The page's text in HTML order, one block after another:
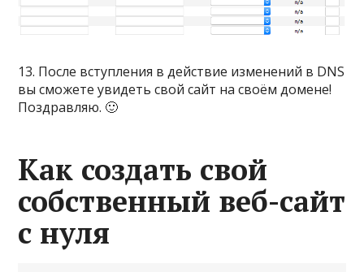
13. После вступления в действие изменений в DNS
вы сможете увидеть свой сайт на своём домене!
Поздравляю. 🙂
Как создать свой
собственный веб-сайт
с нуля